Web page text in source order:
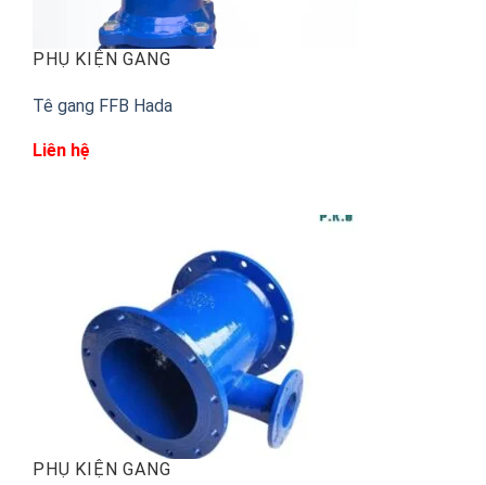
PHỤ KIỆN GANG
Tê gang FFB Hada
Liên hệ
PHỤ KIỆN GANG